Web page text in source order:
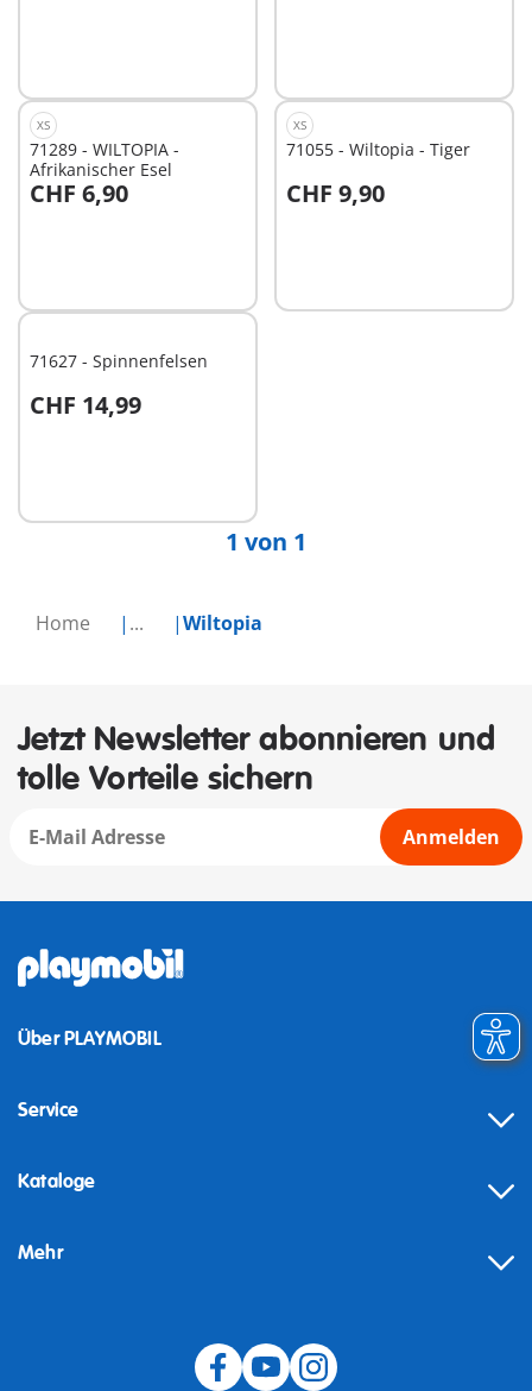
Home ... Wiltopia
XS
71289 - WILTOPIA -
Afrikanischer Esel
CHF 6,90
XS
71055 - Wiltopia - Tiger
CHF 9,90
71627 - Spinnenfelsen
CHF 14,99
1 von 1
Jetzt Newsletter abonnieren und
tolle Vorteile sichern
Anmelden
Über PLAYMOBIL
Service
Kataloge
Mehr